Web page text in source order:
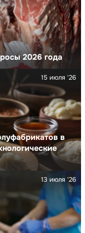
2026 года
в
15 июля '26
13 июля '26